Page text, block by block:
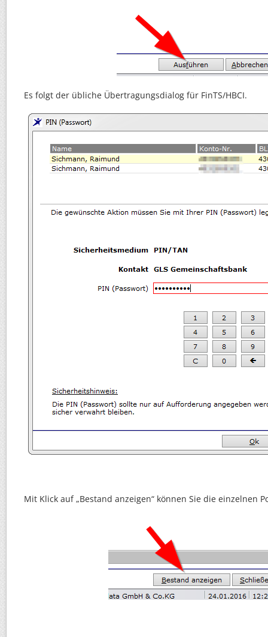
Es folgt der übliche Übertragungsdialog für FinTS/HBCI.
Mit Klick auf „Bestand anzeigen“ können Sie die einzelnen